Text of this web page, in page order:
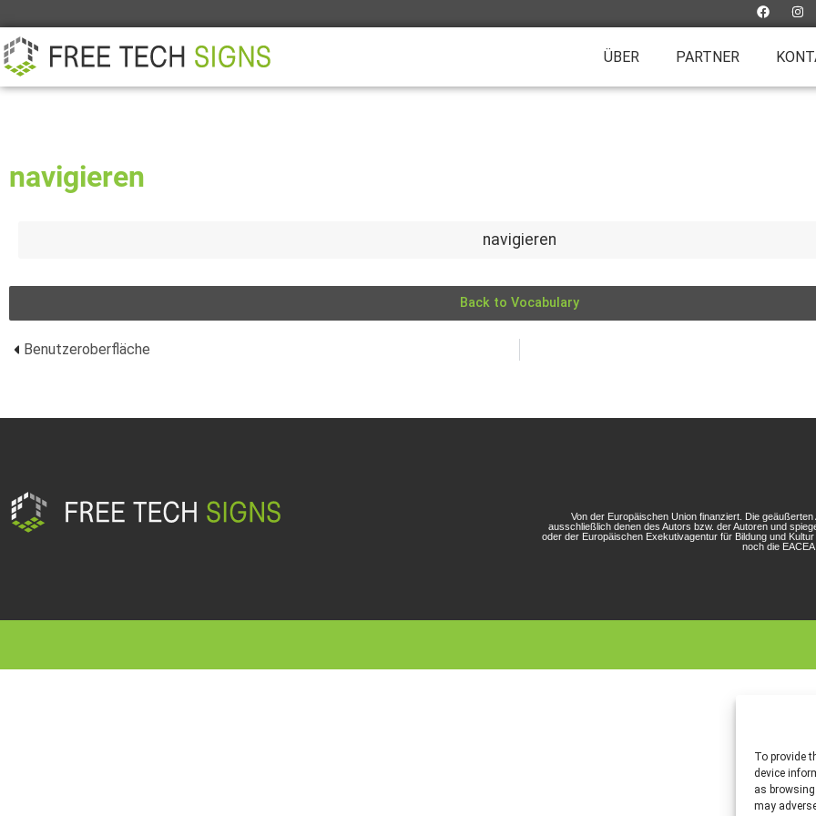
To provide
device
as
may
ÜBER PARTNER
navigieren
navigieren
Back to Vocabulary
Benutzeroberfläche
Von der Europäischen Union finanziert. Die
ausschließlich denen des Autors bzw. der Autoren und
oder der Europäischen Exekutivagentur für Bildung und
noch die